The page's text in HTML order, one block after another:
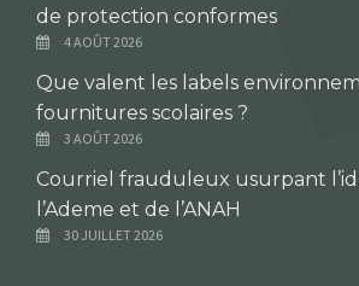
de protection conformes
4 AOÛT 2026
Que valent les labels
fournitures scolaires ?
3 AOÛT 2026
Courriel frauduleux usurpant
l’Ademe et de l’ANAH
30 JUILLET 2026